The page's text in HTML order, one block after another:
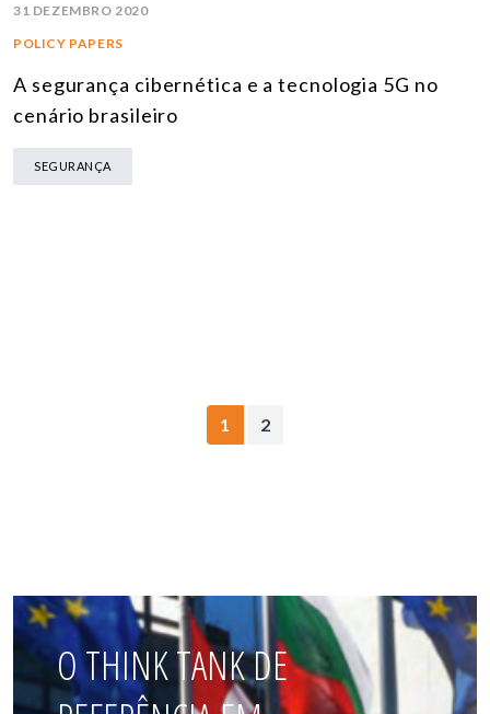
31 DEZEMBRO 2020
POLICY PAPERS
A segurança cibernética e a tecnologia 5G no
cenário brasileiro
SEGURANÇA
1 2
O THINK TANK DE